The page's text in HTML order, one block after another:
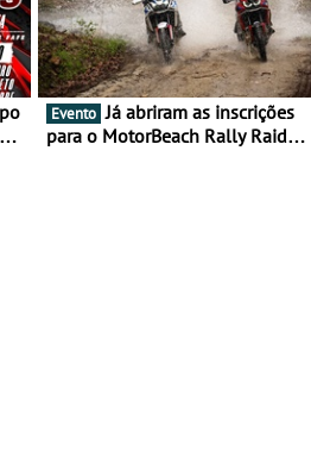
Evento Já abriram as inscrições
para o MotorBeach Rally Raid